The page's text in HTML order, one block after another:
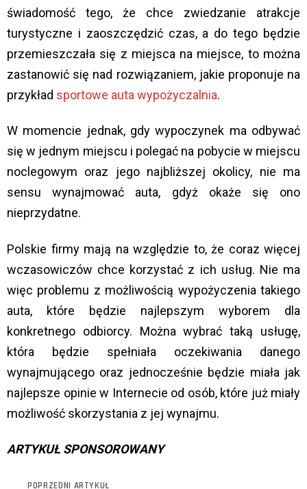
świadomość tego, że chce zwiedzanie atrakcje
turystyczne i zaoszczędzić czas, a do tego będzie
przemieszczała się z miejsca na miejsce, to można
zastanowić się nad rozwiązaniem, jakie proponuje na
przykład sportowe auta wypożyczalnia.
W momencie jednak, gdy wypoczynek ma odbywać
się w jednym miejscu i polegać na pobycie w miejscu
noclegowym oraz jego najbliższej okolicy, nie ma
sensu wynajmować auta, gdyż okaże się ono
nieprzydatne.
Polskie firmy mają na względzie to, że coraz więcej
wczasowiczów chce korzystać z ich usług. Nie ma
więc problemu z możliwością wypożyczenia takiego
auta, które będzie najlepszym wyborem dla
konkretnego odbiorcy. Można wybrać taką usługę,
która będzie spełniała oczekiwania danego
wynajmującego oraz jednocześnie będzie miała jak
najlepsze opinie w Internecie od osób, które już miały
możliwość skorzystania z jej wynajmu.
ARTYKUŁ SPONSOROWANY
POPRZEDNI ARTYKUŁ